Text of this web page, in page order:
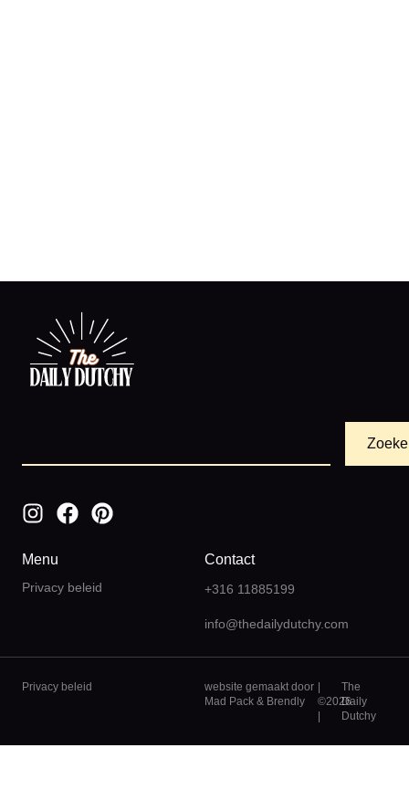
Menu
Privacy beleid
Contact
+316 11885199
info@thedailydutchy.com
Privacy beleid
website gemaakt door
Mad Pack & Brendly
©2026
The
Daily
Dutchy